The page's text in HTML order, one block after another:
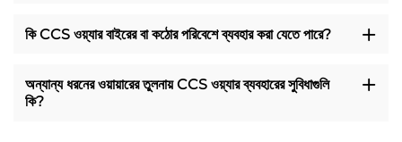
কি CCS ওয়্যার বাইরের বা কঠোর পরিবেশে ব্যবহার করা যেতে পারে?
অন্যান্য ধরনের ওয়ায়ারের তুলনায় CCS ওয়্যার ব্যবহারের সুবিধাগুলি
কি?